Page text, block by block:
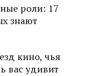
роли: 17
знают
кино, чья
вас удивит